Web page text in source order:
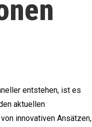
entstehen, ist es
aktuellen
innovativen Ansätzen,